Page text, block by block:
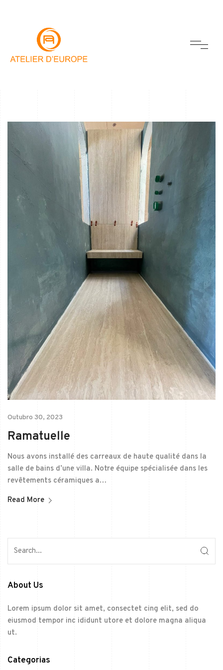
Outubro 30, 2023
Ramatuelle
Nous avons installé des carreaux de haute qualité dans la
salle de bains d’une villa. Notre équipe spécialisée dans les
revêtements céramiques a…
Read More
About Us
Lorem ipsum dolor sit amet, consectet cing elit, sed do
eiusmod tempor inc ididunt utore et dolore magna aliqua
ut.
Categorias